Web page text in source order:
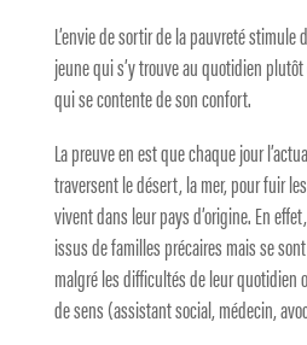
L’envie de sortir de la pauvreté
jeune qui s’y trouve au quotidien
qui se contente de son confort.
La preuve en est que chaque jour
traversent le désert, la mer, pour fuir
vivent dans leur pays d’origine. En
issus de familles précaires mais se
malgré les difficultés de leur quotidien
de sens (assistant social, médecin,